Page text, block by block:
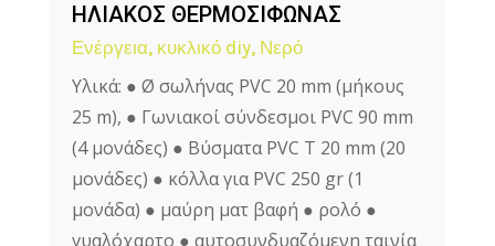
ΗΛΙΑΚΟΣ ΘΕΡΜΟΣΙΦΩΝΑΣ
Ενέργεια, κυκλικό diy, Νερό
Υλικά: ● Ø σωλήνας PVC 20 mm (μήκους
25 m), ● Γωνιακοί σύνδεσμοι PVC 90 mm
(4 μονάδες) ● Βύσματα PVC T 20 mm (20
μονάδες) ● κόλλα για PVC 250 gr (1
μονάδα) ● μαύρη ματ βαφή ● ρολό ●
γυαλόχαρτο ● αυτοσυνδυαζόμενη ταινία